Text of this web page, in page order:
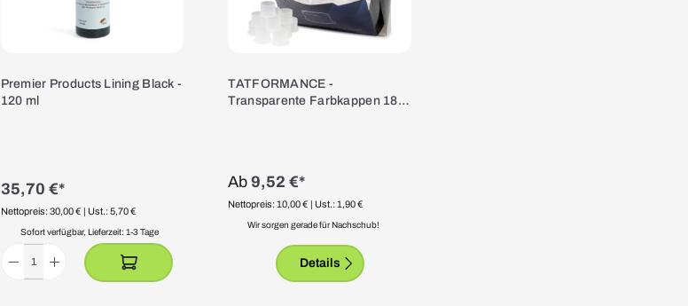
Premier Products Lining Black -
120 ml
35,70 €*
Nettopreis: 30,00 € | Ust.: 5,70 €
Sofort verfügbar, Lieferzeit: 1-3 Tage
TATFORMANCE -
Transparente Farbkappen 18
Ab9,52 €*
Nettopreis: 10,00 € | Ust.: 1,90 €
Wir sorgen gerade für Nachschub!
Details